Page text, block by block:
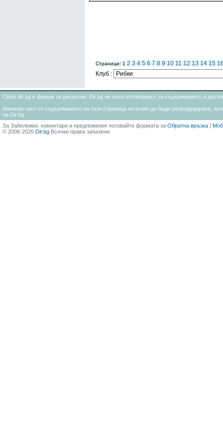
Страници: 1 2 3 4 5 6 7 8 9 10 11 12 13 14 15
Клуб :
Clubs.dir.bg е форум за дискусии. Dir.bg не носи отговорност за съдържанието и
Никаква част от съдържанието на тази страница не може да бъде репродуцирана,
на Dir.bg
За Забележки, коментари и предложения ползвайте формата за Обратна връзка |
© 2006-2026 Dir.bg Всички права запазени.